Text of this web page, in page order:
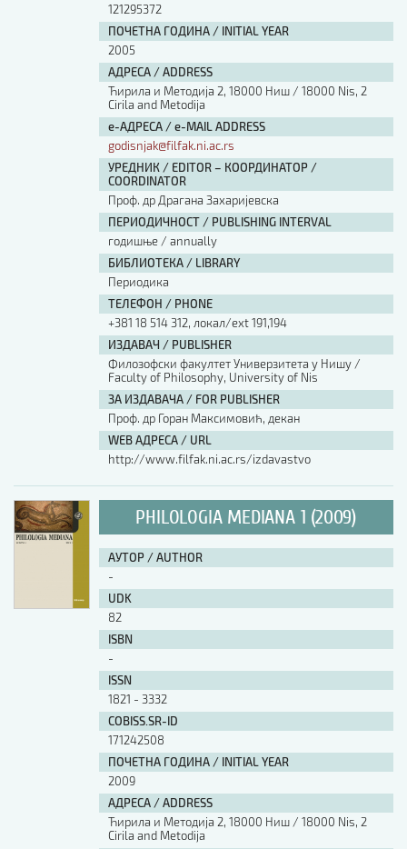
121295372
ПОЧЕТНА ГОДИНА / INITIAL YEAR
2005
АДРЕСА / ADDRESS
Ћирила и Методија 2, 18000 Ниш / 18000 Nis, 2
Cirila and Metodija
е-АДРЕСА / e-MAIL ADDRESS
godisnjak@filfak.ni.ac.rs
УРЕДНИК / EDITOR – КООРДИНАТОР /
COORDINATOR
Проф. др Драгана Захаријевска
ПЕРИОДИЧНОСТ / PUBLISHING INTERVAL
годишње / annually
БИБЛИОТЕКА / LIBRARY
Периодика
ТЕЛЕФОН / PHONE
+381 18 514 312, локал/ext 191,194
ИЗДАВАЧ / PUBLISHER
Филозофски факултет Универзитета у Нишу /
Faculty of Philosophy, University of Nis
ЗА ИЗДАВАЧА / FOR PUBLISHER
Проф. др Горан Максимовић, декан
WEB АДРЕСА / URL
http://www.filfak.ni.ac.rs/izdavastvo
PHILOLOGIA MEDIANA 1 (2009)
АУТОР / AUTHOR
-
UDK
82
ISBN
-
ISSN
1821 - 3332
COBISS.SR-ID
171242508
ПОЧЕТНА ГОДИНА / INITIAL YEAR
2009
АДРЕСА / ADDRESS
Ћирила и Методија 2, 18000 Ниш / 18000 Nis, 2
Cirila and Metodija